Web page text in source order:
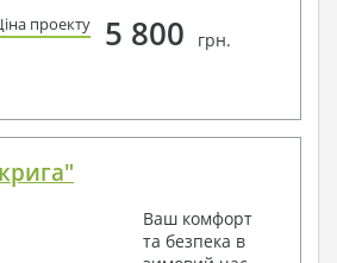
проекту 5 800 грн.
Ваш комфорт
та безпека в